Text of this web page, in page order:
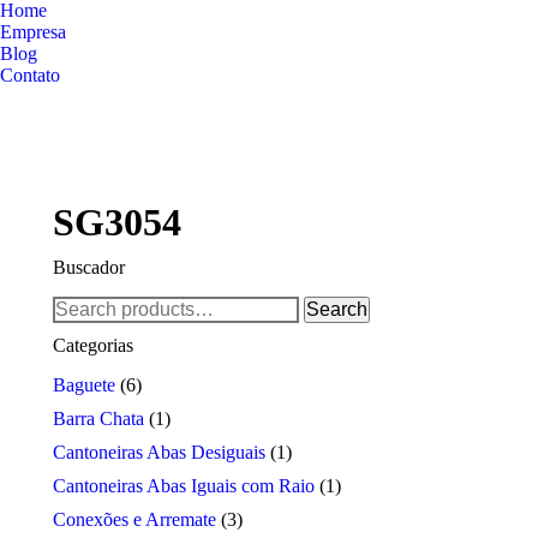
Home
Empresa
Blog
Contato
SG3054
Buscador
Search
for:
Search
Categorias
Baguete (6)
Barra Chata (1)
Cantoneiras Abas Desiguais (1)
Cantoneiras Abas Iguais com Raio (1)
Conexões e Arremate (3)